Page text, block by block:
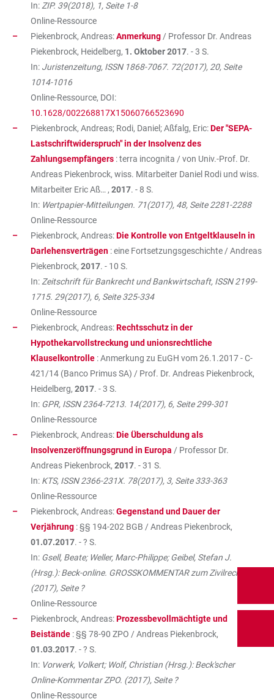
In: ZIP. 39(2018), 1, Seite 1-8
Online-Ressource
Piekenbrock, Andreas:Anmerkung / Professor Dr. Andreas
Piekenbrock, Heidelberg, 1. Oktober 2017. - 3 S.
In: Juristenzeitung, ISSN 1868-7067. 72(2017), 20, Seite
1014-1016
Online-Ressource, DOI:
10.1628/002268817X15060766523690
Piekenbrock, Andreas; Rodi, Daniel; Aßfalg, Eric:Der "SEPA-
Lastschriftwiderspruch" in der Insolvenz des
Zahlungsempfängers : terra incognita / von Univ.-Prof. Dr.
Andreas Piekenbrock, wiss. Mitarbeiter Daniel Rodi und wiss.
Mitarbeiter Eric Aß… , 2017. - 8 S.
In: Wertpapier-Mitteilungen. 71(2017), 48, Seite 2281-2288
Online-Ressource
Piekenbrock, Andreas:Die Kontrolle von Entgeltklauseln in
Darlehensverträgen : eine Fortsetzungsgeschichte / Andreas
Piekenbrock, 2017. - 10 S.
In: Zeitschrift für Bankrecht und Bankwirtschaft, ISSN 2199-
1715. 29(2017), 6, Seite 325-334
Online-Ressource
Piekenbrock, Andreas:Rechtsschutz in der
Hypothekarvollstreckung und unionsrechtliche
Klauselkontrolle : Anmerkung zu EuGH vom 26.1.2017 - C-
421/14 (Banco Primus SA) / Prof. Dr. Andreas Piekenbrock,
Heidelberg, 2017. - 3 S.
In: GPR, ISSN 2364-7213. 14(2017), 6, Seite 299-301
Online-Ressource
Piekenbrock, Andreas:Die Überschuldung als
Insolvenzeröffnungsgrund in Europa / Professor Dr.
Andreas Piekenbrock, 2017. - 31 S.
In: KTS, ISSN 2366-231X. 78(2017), 3, Seite 333-363
Online-Ressource
Piekenbrock, Andreas:Gegenstand und Dauer der
Verjährung : §§ 194-202 BGB / Andreas Piekenbrock,
01.07.2017. - ? S.
In: Gsell, Beate; Weller, Marc-Philippe; Geibel, Stefan J.
(Hrsg.): Beck-online. GROSSKOMMENTAR zum Zivilrecht.
(2017), Seite ?
Online-Ressource
Piekenbrock, Andreas:Prozessbevollmächtigte und
Beistände : §§ 78-90 ZPO / Andreas Piekenbrock,
01.03.2017. - ? S.
In: Vorwerk, Volkert; Wolf, Christian (Hrsg.): Beck'scher
Online-Kommentar ZPO. (2017), Seite ?
Online-Ressource